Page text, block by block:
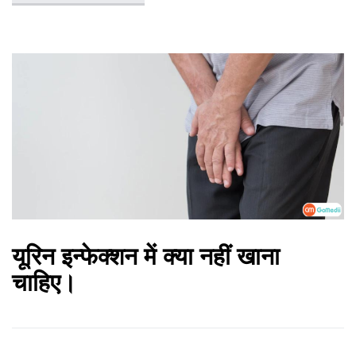
यूरिन इन्फेक्शन में क्या नहीं खाना
चाहिए।